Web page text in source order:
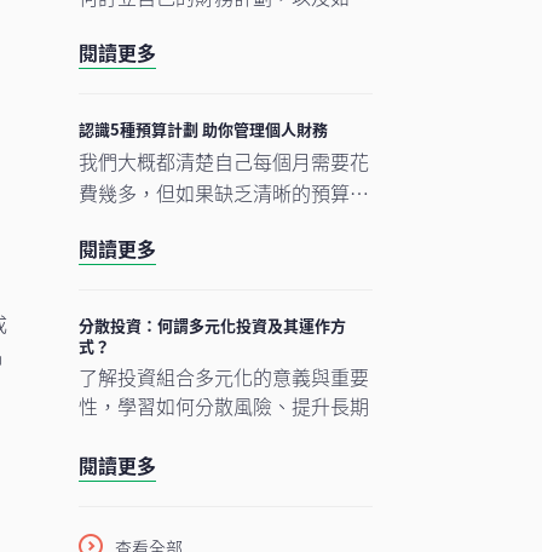
計劃。接下來的第三個步驟，是建
的財務目標。我們將透過實際的財
務目標例子，並介紹「 SMART」
原則（具體、可衡量、可行、相關
未來希望達成的財務目標。
閱讀更多
認識5種預算計劃 助你管理個人財務
我們大概都清楚自己每個月需要花
費幾多，但如果缺乏清晰的預算與
蓄，亦可能出現日常現金流不足的
整體財務安排。因此，制定一個有
效的預算計劃，對於掌控個人財務
狀況至關重要。
閱讀更多
分散投資：何謂多元化投資及其運作方
式？
了解投資組合多元化的意義與重要
性，學習如何分散風險、提升長期
閱讀更多